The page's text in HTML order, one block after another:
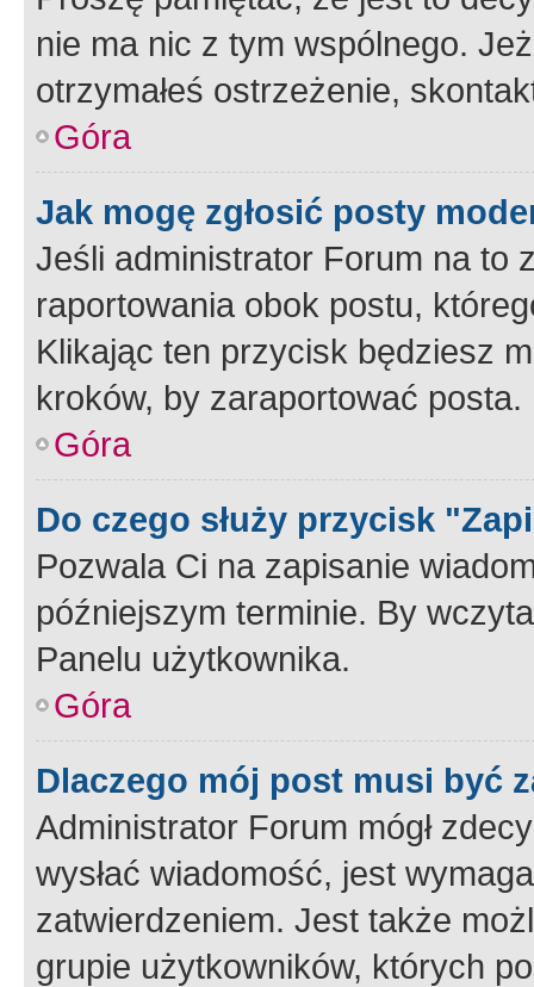
nie ma nic z tym wspólnego.
otrzymałeś ostrzeżenie,
Góra
Jak mogę zgłosić posty
Jeśli administrator Forum na to
raportowania obok postu,
Klikając ten przycisk będziesz
kroków, by zaraportować posta.
Góra
Do czego służy przycisk
Pozwala Ci na zapisanie
późniejszym terminie. By
Panelu użytkownika.
Góra
Dlaczego mój post musi być
Administrator Forum mógł
wysłać wiadomość, jest
zatwierdzeniem. Jest także
grupie użytkowników, których